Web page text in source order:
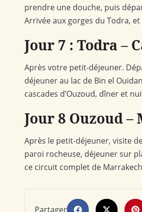
prendre une douche, puis
Arrivée aux gorges du Todra,
Jour 7 : Todra –
Après votre petit-déjeuner.
déjeuner au lac de Bin el
cascades d’Ouzoud, dîner et
Jour 8 Ouzoud –
Après le petit-déjeuner, visite
paroi rocheuse, déjeuner sur
ce circuit complet de
Partager